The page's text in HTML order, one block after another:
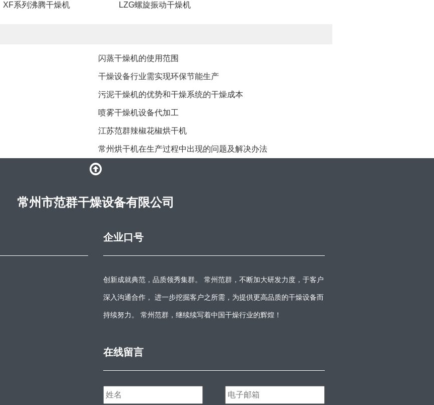
XF系列沸腾干燥机 LZG螺旋振动干燥机
闪蒸干燥机的使用范围
干燥设备行业需实现环保节能生产
污泥干燥机的优势和干燥系统的干燥成本
喷雾干燥机设备代加工
江苏范群辣椒花椒烘干机
常州烘干机在生产过程中出现的问题及解决办法
常州市范群干燥设备有限公司
企业口号
创新成就典范，品质领秀集群。 常州范群，不断加大研发力度，于客户
深入沟通合作， 进一步挖掘客户之所需，为提供更高品质的干燥设备而
持续努力。 常州范群，继续续写着中国干燥行业的辉煌！
在线留言